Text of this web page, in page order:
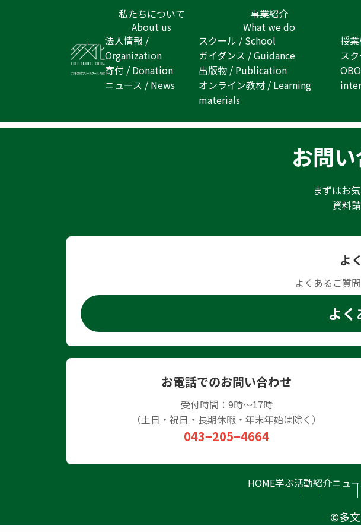
私たちについて
About us
法人情報 /
Organization
寄付 / Donation
ニュース / News
事業紹介
What we do
スクール / School
ガイダンス / Guidance
出版物 / Publication
オンライン教材 / Learning
materials
授
ス
日本語講師 – tag –
お問
まずはお
資料
よ
よくあるご質
よ
お電話でのお問い合わせ
受付時間：9時～17時
（土日・祝日・長期休暇・年末年始は除く）
043−205−4664
HOME学ぶ活動紹介ニュ
©多